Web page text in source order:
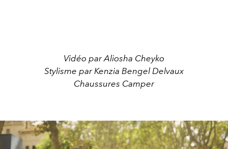
Vidéo par Aliosha Cheyko
Stylisme par Kenzia Bengel Delvaux
Chaussures Camper